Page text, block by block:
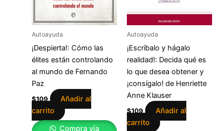
Autoayuda
¡Despierta!: Cómo las
élites están controlando
al mundo de Fernando
Paz
$109
Añadir al
carrito
Compra vía
Autoayuda
¡Escríbalo y hágalo
realidad!: Decida qué es
lo que desea obtener y
¡consígalo! de Henriette
Anne Klauser
$109
Añadir al
carrito